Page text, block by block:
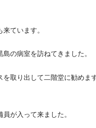
ています。
の病室を訪ねてきました。
を取り出して二階堂に勧めま
が入って来ました。